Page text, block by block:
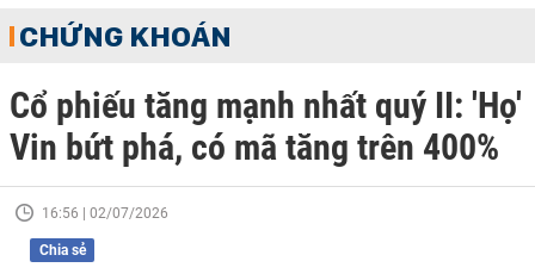
CHỨNG KHOÁN
Cổ phiếu tăng mạnh nhất quý II: 'Họ'
Vin bứt phá, có mã tăng trên 400%
16:56 | 02/07/2026
Chia sẻ